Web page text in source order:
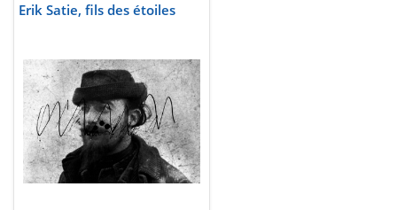
Erik Satie, fils des étoiles